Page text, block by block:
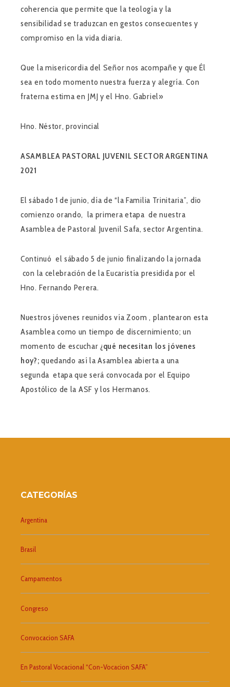
coherencia que permite que la teología y la
sensibilidad se traduzcan en gestos consecuentes y
compromiso en la vida diaria.
Que la misericordia del Señor nos acompañe y que Él
sea en todo momento nuestra fuerza y alegría. Con
fraterna estima en JMJ y el Hno. Gabriel»
Hno. Néstor, provincial
ASAMBLEA PASTORAL JUVENIL SECTOR ARGENTINA
2021
El sábado 1 de junio, día de “la Familia Trinitaria”, dio
comienzo orando, la primera etapa de nuestra
Asamblea de Pastoral Juvenil Safa, sector Argentina.
Continuó el sábado 5 de junio finalizando la jornada
con la celebración de la Eucaristía presidida por el
Hno. Fernando Perera.
Nuestros jóvenes reunidos vía Zoom , plantearon esta
Asamblea como un tiempo de discernimiento; un
momento de escuchar ¿qué necesitan los jóvenes
hoy?; quedando así la Asamblea abierta a una
segunda etapa que será convocada por el Equipo
Apostólico de la ASF y los Hermanos.
CATEGORÍAS
Argentina
Brasil
Campamentos
Congreso
Convocacion SAFA
En Pastoral Vocacional “Con-Vocacion SAFA”